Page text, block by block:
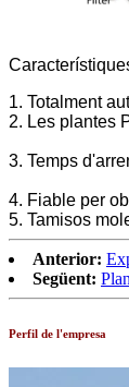
1. Totalment
2. Les plantes
3. Temps
4. Fiable per
5. Tamisos
Anterior:
Següent:
Perfil de l'empresa